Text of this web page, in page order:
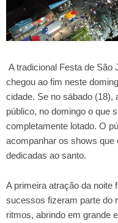
A tradicional Festa de São
chegou ao fim neste
cidade. Se no sábado (18),
público, no domingo o que
completamente lotado. O
acompanhar os shows
dedicadas ao santo.
A primeira atração da noite
sucessos fizeram parte do
ritmos, abrindo em grande